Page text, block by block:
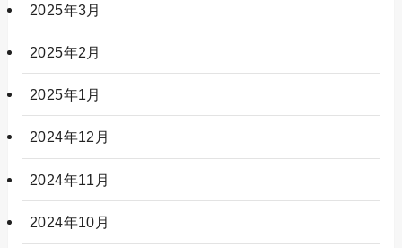
2025年3月
2025年2月
2025年1月
2024年12月
2024年11月
2024年10月